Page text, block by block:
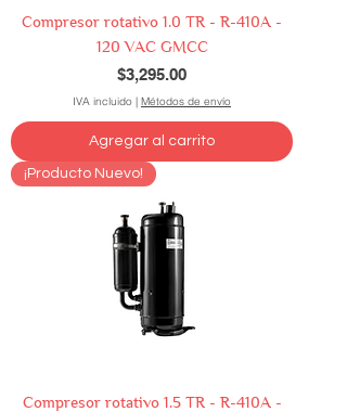
Compresor rotativo 1.0 TR - R-410A -
120 VAC GMCC
Precio
$3,295.00
IVA incluido | Métodos de envío
Agregar al carrito
¡Producto Nuevo!
Compresor rotativo 1.5 TR - R-410A -